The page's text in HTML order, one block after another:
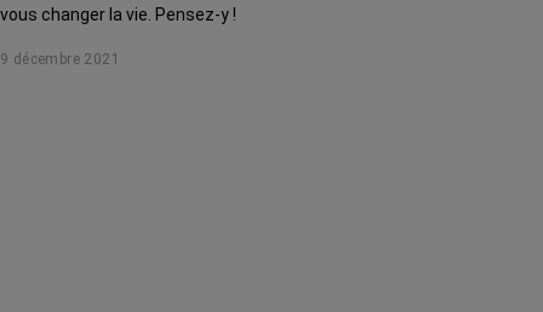
vous changer la vie. Pensez-y !
9 décembre 2021